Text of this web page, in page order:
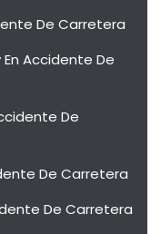
De Carretera
Accidente De
De
De Carretera
De Carretera